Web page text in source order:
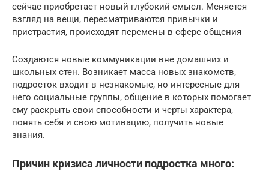
сейчас приобретает новый глубокий смысл. Меняется
взгляд на вещи, пересматриваются привычки и
пристрастия, происходят перемены в сфере общения
Создаются новые коммуникации вне домашних и
школьных стен. Возникает масса новых знакомств,
подросток входит в незнакомые, но интересные для
него социальные группы, общение в которых помогает
ему раскрыть свои способности и черты характера,
понять себя и свою мотивацию, получить новые
знания.
Причин кризиса личности подростка много: